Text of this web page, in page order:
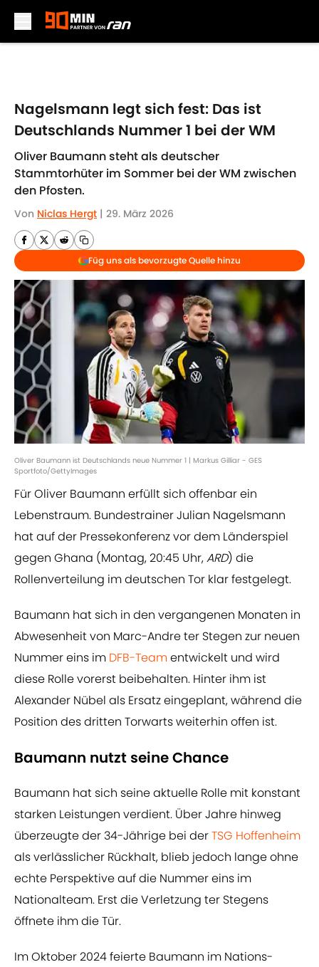
Nagelsmann legt sich fest: Das ist
Deutschlands Nummer 1 bei der WM
Oliver Baumann steht als deutscher
Stammtorhüter im Sommer bei der WM zwischen
den Pfosten.
Von Niclas Hergt | 29. März 2026
Füg uns als bevorzugte Quelle hinzu
Oliver Baumann ist Deutschlands neue Nummer 1 | Markus Gilliar - GES
Sportfoto/GettyImages
Für Oliver Baumann erfüllt sich offenbar ein
Lebenstraum. Bundestrainer Julian Nagelsmann
hat auf der Pressekonferenz vor dem Länderspiel
gegen Ghana (Montag, 20:45 Uhr,ARD) die
Rollenverteilung im deutschen Tor klar festgelegt.
Baumann hat sich in den vergangenen Monaten in
Abwesenheit von Marc-Andre ter Stegen zur neuen
Nummer eins im DFB-Teamentwickelt und wird
diese Rolle vorerst beibehalten. Hinter ihm ist
Alexander Nübel als Ersatz eingeplant, während die
Position des dritten Torwarts weiterhin offen ist.
Baumann nutzt seine Chance
Baumann hat sich seine aktuelle Rolle mit konstant
starken Leistungen verdient. Über Jahre hinweg
überzeugte der 34-Jährige bei derTSG Hoffenheim
als verlässlicher Rückhalt, blieb jedoch lange ohne
echte Perspektive auf die Nummer eins im
Nationalteam. Erst die Verletzung ter Stegens
öffnete ihm die Tür.
Im Oktober 2024 feierte Baumann im Nations-